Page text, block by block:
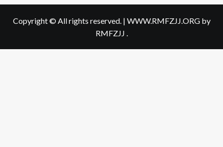
Copyright © All rights reserved. | WWW.RMFZJJ.ORGby
RMFZJJ .